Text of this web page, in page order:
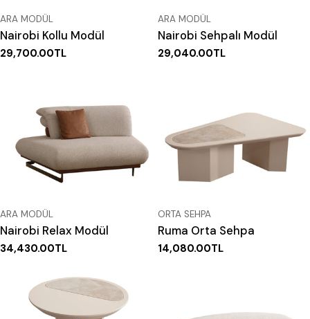
TIP:
ARA MODÜL
Nairobi Kollu Modül
Normal
29,700.00TL
TIP:
ARA MODÜL
Nairobi Sehpalı Modül
Normal
29,040.00TL
TIP:
ARA MODÜL
Nairobi Relax Modül
Normal
34,430.00TL
TIP:
ORTA SEHPA
Ruma Orta Sehpa
Normal
14,080.00TL